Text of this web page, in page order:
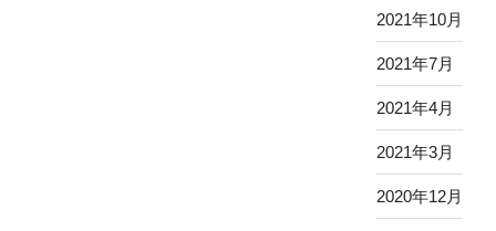
2021年10月
2021年7月
2021年4月
2021年3月
2020年12月